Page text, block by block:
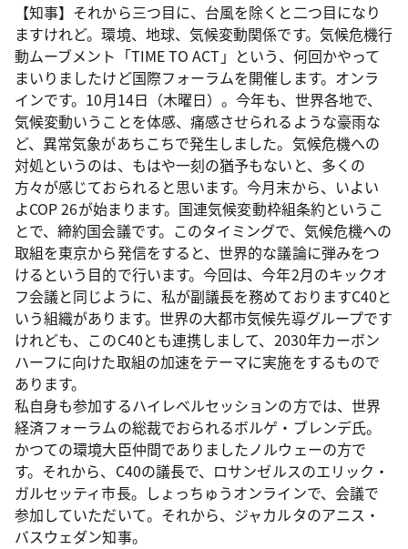
【知事】それから三つ目に、台風を除くと二つ目になり
ますけれど。環境、地球、気候変動関係です。気候危機行
動ムーブメント「TIME TO ACT」という、何回かやって
まいりましたけど国際フォーラムを開催します。オンラ
インです。10月14日（木曜日）。今年も、世界各地で、
気候変動いうことを体感、痛感させられるような豪雨な
ど、異常気象があちこちで発生しました。気候危機への
対処というのは、もはや一刻の猶予もないと、多くの
方々が感じておられると思います。今月末から、いよい
よCOP 26が始まります。国連気候変動枠組条約というこ
とで、締約国会議です。このタイミングで、気候危機への
取組を東京から発信をすると、世界的な議論に弾みをつ
けるという目的で行います。今回は、今年2月のキックオ
フ会議と同じように、私が副議長を務めておりますC40と
いう組織があります。世界の大都市気候先導グループです
けれども、このC40とも連携しまして、2030年カーボン
ハーフに向けた取組の加速をテーマに実施をするもので
あります。
私自身も参加するハイレベルセッションの方では、世界
経済フォーラムの総裁でおられるボルゲ・ブレンデ氏。
かつての環境大臣仲間でありましたノルウェーの方で
す。それから、C40の議長で、ロサンゼルスのエリック・
ガルセッティ市長。しょっちゅうオンラインで、会議で
参加していただいて。それから、ジャカルタのアニス・
バスウェダン知事。